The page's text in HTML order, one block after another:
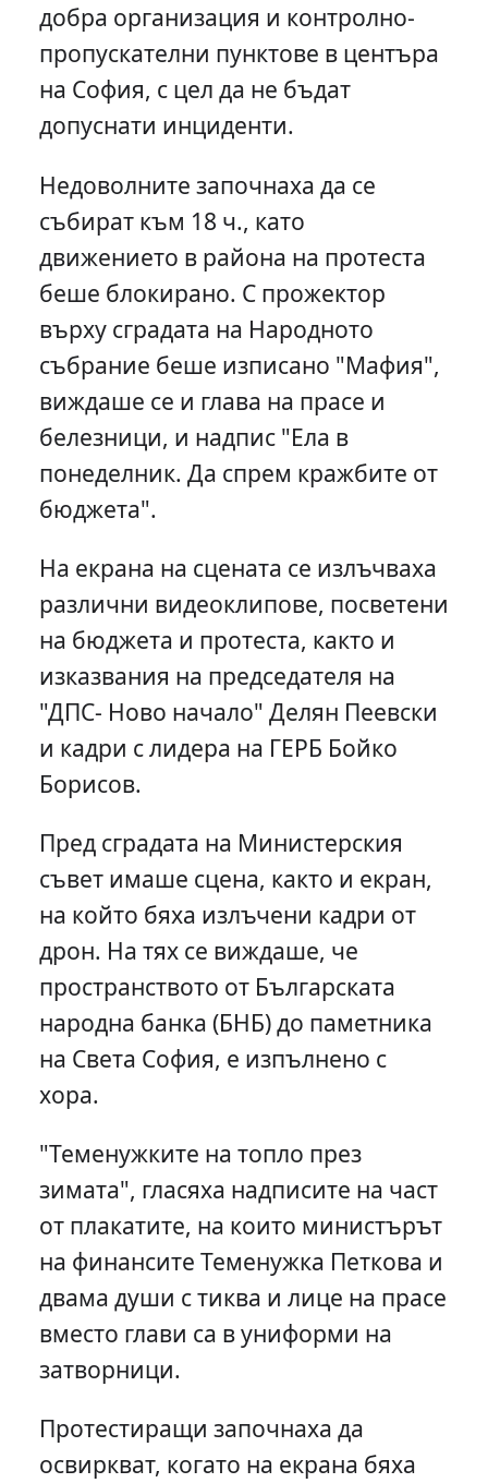
добра организация и контролно-
пропускателни пунктове в центъра
на София, с цел да не бъдат
допуснати инциденти.
Недоволните започнаха да се
събират към 18 ч., като
движението в района на протеста
беше блокирано. С прожектор
върху сградата на Народното
събрание беше изписано "Мафия",
виждаше се и глава на прасе и
белезници, и надпис "Ела в
понеделник. Да спрем кражбите от
бюджета".
На екрана на сцената се излъчваха
различни видеоклипове, посветени
на бюджета и протеста, както и
изказвания на председателя на
"ДПС- Ново начало" Делян Пеевски
и кадри с лидера на ГЕРБ Бойко
Борисов.
Пред сградата на Министерския
съвет имаше сцена, както и екран,
на който бяха излъчени кадри от
дрон. На тях се виждаше, че
пространството от Българската
народна банка (БНБ) до паметника
на Света София, е изпълнено с
хора.
"Теменужките на топло през
зимата", гласяха надписите на част
от плакатите, на които министърът
на финансите Теменужка Петкова и
двама души с тиква и лице на прасе
вместо глави са в униформи на
затворници.
Протестиращи започнаха да
освиркват, когато на екрана бяха